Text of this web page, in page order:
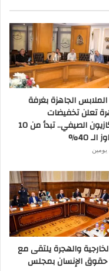
الجاهزة بغرفة
تعلن تخفيضات
الأوكازيون الصيفي.. تبدأ من 10
الـ 40%
يومين
والهجرة يلتقى مع
حقوق الإنسان بمجلس